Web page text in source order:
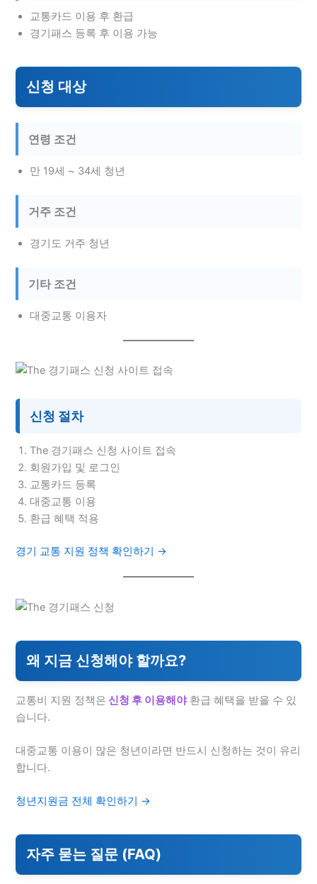
교통카드 이용 후 환급
경기패스 등록 후 이용 가능
신청 대상
연령 조건
만 19세 ~ 34세 청년
거주 조건
경기도 거주 청년
기타 조건
대중교통 이용자
신청 절차
The 경기패스 신청 사이트 접속
회원가입 및 로그인
교통카드 등록
대중교통 이용
환급 혜택 적용
경기 교통 지원 정책 확인하기 →
왜 지금 신청해야 할까요?
교통비 지원 정책은 신청 후 이용해야환급 혜택을 받을 수 있
습니다.
대중교통 이용이 많은 청년이라면 반드시 신청하는 것이 유리
합니다.
청년지원금 전체 확인하기 →
자주 묻는 질문 (FAQ)